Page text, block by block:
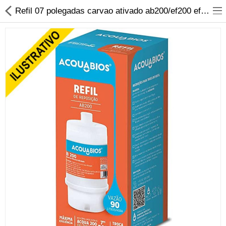
Material Elétrico
Material Hidráulico
Banheiro, Metais e Filtros
Ferramentas
Construção
Refil 07 polegadas carvao ativado ab200/ef200 ef/1005002 acquabios